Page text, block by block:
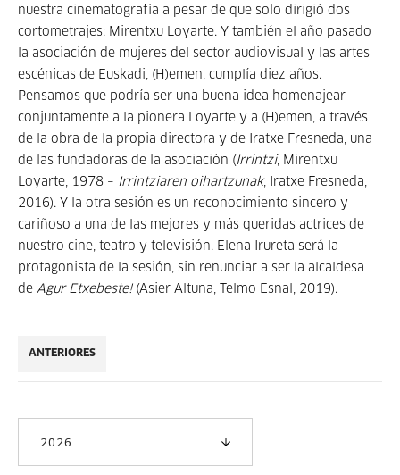
nuestra cinematografía a pesar de que solo dirigió dos
cortometrajes: Mirentxu Loyarte. Y también el año pasado
la asociación de mujeres del sector audiovisual y las artes
escénicas de Euskadi, (H)emen, cumplía diez años.
Pensamos que podría ser una buena idea homenajear
conjuntamente a la pionera Loyarte y a (H)emen, a través
de la obra de la propia directora y de Iratxe Fresneda, una
de las fundadoras de la asociación (Irrintzi, Mirentxu
Loyarte, 1978 – Irrintziaren oihartzunak, Iratxe Fresneda,
2016). Y la otra sesión es un reconocimiento sincero y
cariñoso a una de las mejores y más queridas actrices de
nuestro cine, teatro y televisión. Elena Irureta será la
protagonista de la sesión, sin renunciar a ser la alcaldesa
de Agur Etxebeste!(Asier Altuna, Telmo Esnal, 2019).
ANTERIORES
2026